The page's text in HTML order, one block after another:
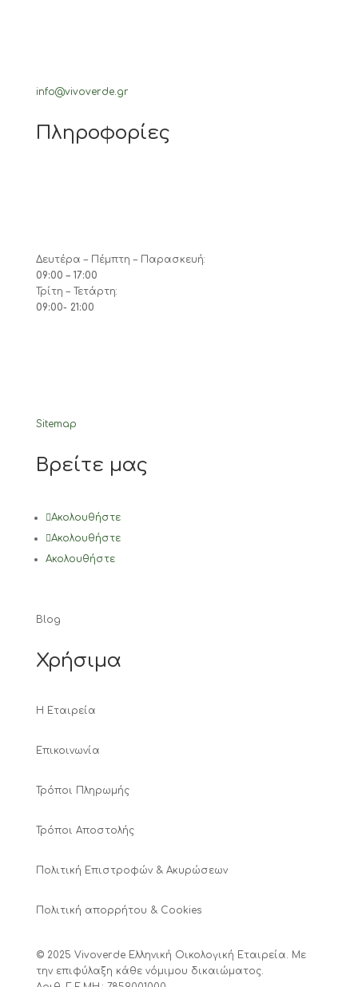
info@vivoverde.gr
Πληροφορίες
Δευτέρα – Πέμπτη – Παρασκευή:
09:00 – 17:00
Τρίτη – Τετάρτη:
09:00- 21:00
Sitemap
Βρείτε μας
Ακολουθήστε
Ακολουθήστε
Ακολουθήστε
Blog
Χρήσιμα
Η Εταιρεία
Επικοινωνία
Τρόποι Πληρωμής
Τρόποι Αποστολής
Πολιτική Επιστροφών & Ακυρώσεων
Πολιτική απορρήτου & Cookies
© 2025 Vivoverde Ελληνική Οικολογική Εταιρεία. Με
την επιφύλαξη κάθε νόμιμου δικαιώματος.